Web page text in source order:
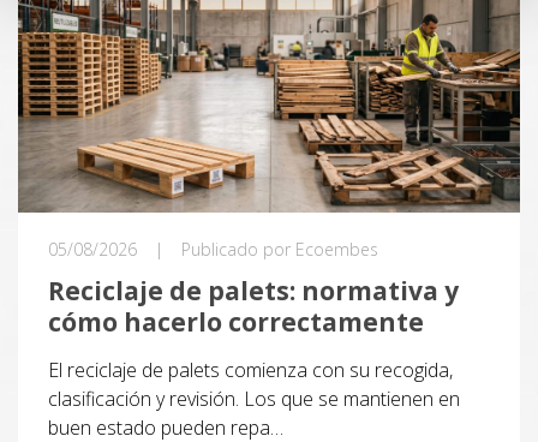
05/08/2026 | Publicado por Ecoembes
Reciclaje de palets: normativa y
cómo hacerlo correctamente
El reciclaje de palets comienza con su recogida,
clasificación y revisión. Los que se mantienen en
buen estado pueden repa…